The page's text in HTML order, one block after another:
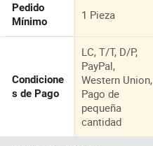
Sellado
Pedido
Mínimo
1 Pieza
Condicione
s de Pago
LC, T/T, D/P,
PayPal,
Western Union,
Pago de
pequeña
cantidad